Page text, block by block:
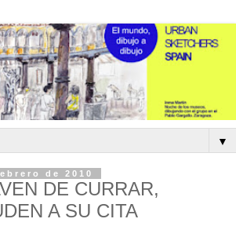
▼
de 2010
DE CURRAR,
A SU CITA